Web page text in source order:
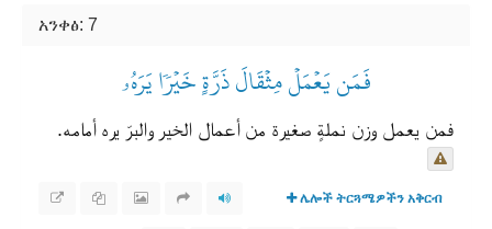
አንቀፅ: 7
فَمَن يَعۡمَلۡ مِثۡقَالَ ذَرَّةٍ خَيۡرٗا يَرَهُۥ
فمن يعمل وزن نملةٍ صغيرة من أعمال الخير والبرّ يره أمامه.
ሌሎች ትርጓሜዎችን አቅርብ